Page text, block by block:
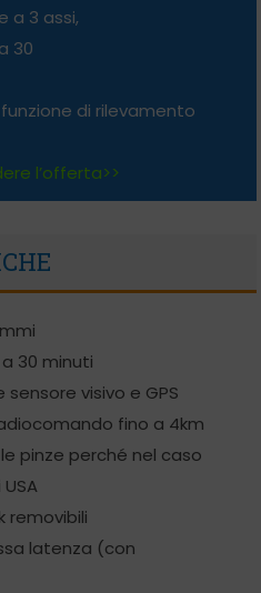
a 3 assi,
30
di rilevamento
l’offerta>>
30 minuti
visivo e GPS
fino a 4km
pinze perché nel caso
removibili
latenza (con